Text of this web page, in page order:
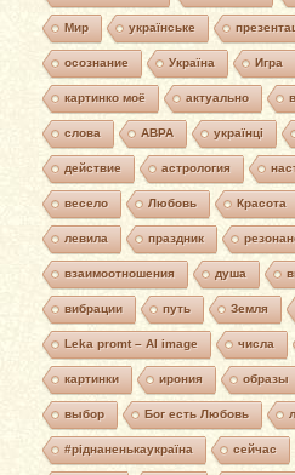
Мир українське
осознание Україна Игра
картинко моё актуально
слова АВРА українці
действие астрология
весело Любовь Красота
левила праздник
взаимоотношения душа
вибрации путь Земля
Leka promt – AI image числа
картинки ирония образы
выбор Бог есть Любовь
#ріднаненькаукраїна сейчас